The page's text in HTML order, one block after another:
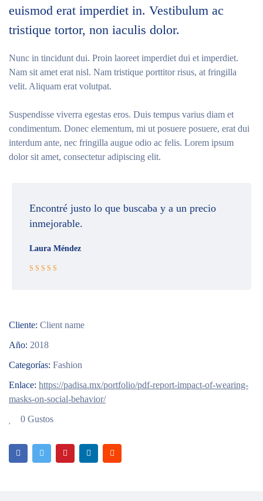
euismod erat imperdiet in. Vestibulum ac
tristique tortor, non iaculis dolor.
Nunc in tincidunt dui. Proin laoreet imperdiet dui et imperdiet.
Nam sit amet erat nisl. Nam tristique porttitor risus, at fringilla
velit. Aliquam erat volutpat.
Suspendisse viverra egestas eros. Duis tempus varius diam et
condimentum. Donec elementum, mi ut posuere posuere, erat dui
interdum ante, nec fringilla augue odio ac felis. Lorem ipsum
dolor sit amet, consectetur adipiscing elit.
Encontré justo lo que buscaba y a un precio
inmejorable.
Laura Méndez
Cliente: Client name
Año: 2018
Categorías: Fashion
Enlace: https://padisa.mx/portfolio/pdf-report-impact-of-wearing-
masks-on-social-behavior/
0 Gustos